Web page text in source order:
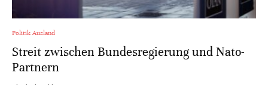
Politik Ausland
Streit zwischen Bundesregierung und Nato-
Partnern